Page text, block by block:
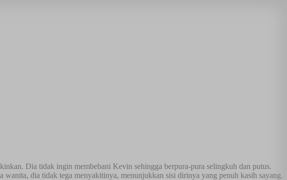
Dia tidak ingin membebani Kevin sehingga berpura-pura selingkuh dan putus.
dia tidak tega menyakitinya, menunjukkan sisi dirinya yang penuh kasih sayang.